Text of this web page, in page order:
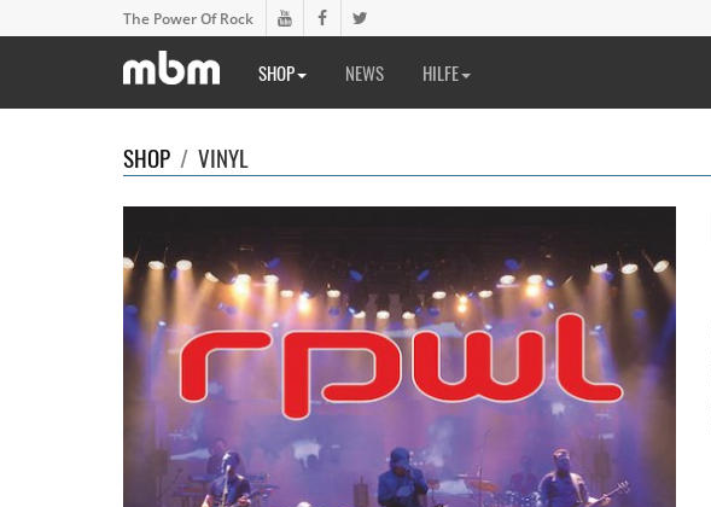
The Power Of Rock
SHOP NEWS HILFE
SHOP / VINYL